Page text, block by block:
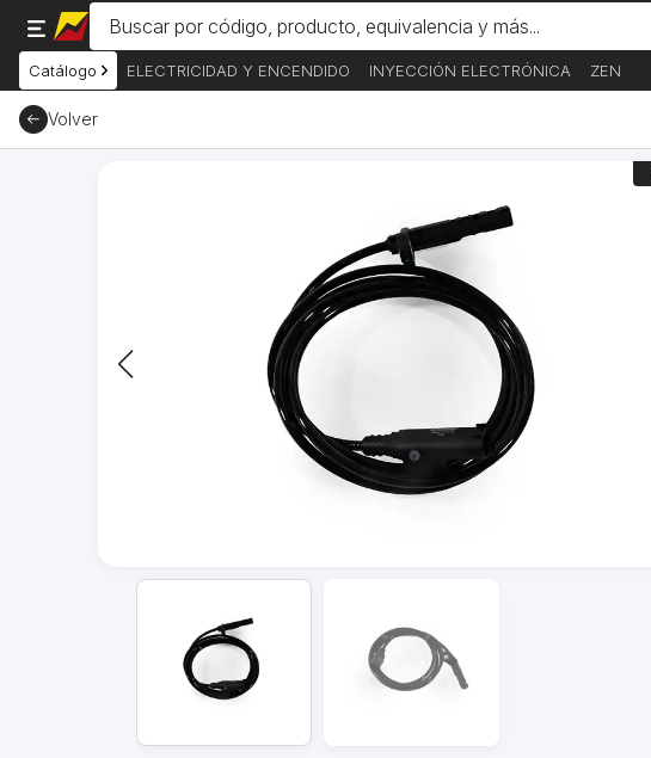
Catálogo ELECTRICIDAD Y ENCENDIDO INYECCIÓN ELECTRÓNICA ZEN
Volver